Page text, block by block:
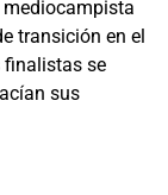
mediocampista
transición en el
finalistas se
sus